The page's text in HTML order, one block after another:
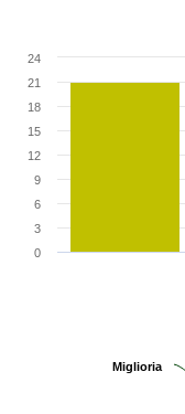
0
3
6
9
12
15
18
21
24
Miglioria
Miglioria